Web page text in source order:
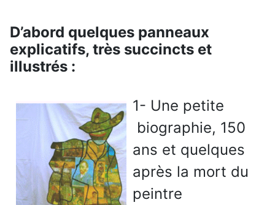
D’abord quelques panneaux
explicatifs, très succincts et
illustrés :
1- Une petite
biographie, 150
ans et quelques
après la mort du
peintre